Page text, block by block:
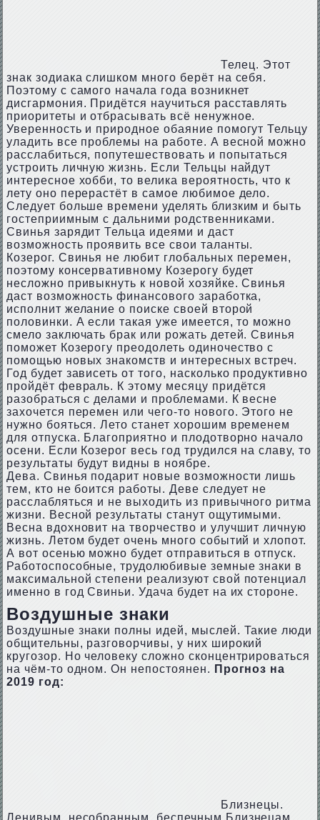
Телец. Этот
знак зодиака слишком много берёт на себя.
Поэтому с самого начала года возникнет
дисгармония. Придётся научиться расставлять
приоритеты и отбрасывать всё ненужное.
Уверенность и природное обаяние помогут Тельцу
уладить все проблемы на работе. А весной можно
расслабиться, попутешествовать и попытаться
устроить личную жизнь. Если Тельцы найдут
интересное хобби, то велика вероятность, что к
лету оно перерастёт в самое любимое дело.
Следует больше времени уделять близким и быть
гостеприимным с дальними родственниками.
Свинья зарядит Тельца идеями и даст
возможность проявить все свои таланты.
Козерог. Свинья не любит глобальных перемен,
поэтому консервативному Козерогу будет
несложно привыкнуть к новой хозяйке. Свинья
даст возможность финансового заработка,
исполнит желание о поиске своей второй
половинки. А если такая уже имеется, то можно
смело заключать брак или рожать детей. Свинья
поможет Козерогу преодолеть одиночество с
помощью новых знакомств и интересных встреч.
Год будет зависеть от того, насколько продуктивно
пройдёт февраль. К этому месяцу придётся
разобраться с делами и проблемами. К весне
захочется перемен или чего-то нового. Этого не
нужно бояться. Лето станет хорошим временем
для отпуска. Благоприятно и плодотворно начало
осени. Если Козерог весь год трудился на славу, то
результаты будут видны в ноябре.
Дева. Свинья подарит новые возможности лишь
тем, кто не боится работы. Деве следует не
расслабляться и не выходить из привычного ритма
жизни. Весной результаты станут ощутимыми.
Весна вдохновит на творчество и улучшит личную
жизнь. Летом будет очень много событий и хлопот.
А вот осенью можно будет отправиться в отпуск.
Работоспособные, трудолюбивые земные знаки в
максимальной степени реализуют свой потенциал
именно в год Свиньи. Удача будет на их стороне.
Воздушные знаки
Воздушные знаки полны идей, мыслей. Такие люди
общительны, разговорчивы, у них широкий
кругозор. Но человеку сложно сконцентрироваться
на чём-то одном. Он непостоянен. Прогноз на
2019 год:
Близнецы.
Ленивым, несобранным, беспечным Близнецам